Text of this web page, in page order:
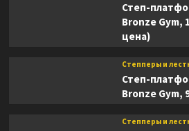
Степ-
Bronze Gym,
цена)
Степперы и
Степ-
Bronze Gym,
Степперы и